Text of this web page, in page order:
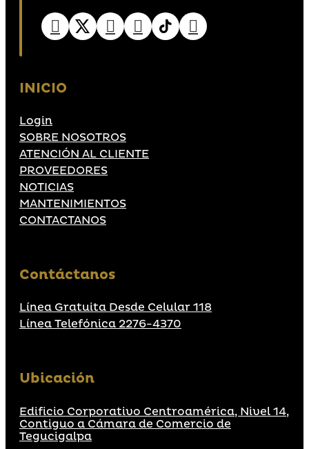
INICIO
Login
SOBRE NOSOTROS
ATENCIÓN AL CLIENTE
PROVEEDORES
NOTICIAS
MANTENIMIENTOS
CONTACTANOS
Contáctanos
Línea Gratuita Desde Celular 118
Línea Telefónica 2276-4370
Ubicación
Edificio Corporativo Centroamérica, Nivel 14,
Contiguo a Cámara de Comercio de
Tegucigalpa